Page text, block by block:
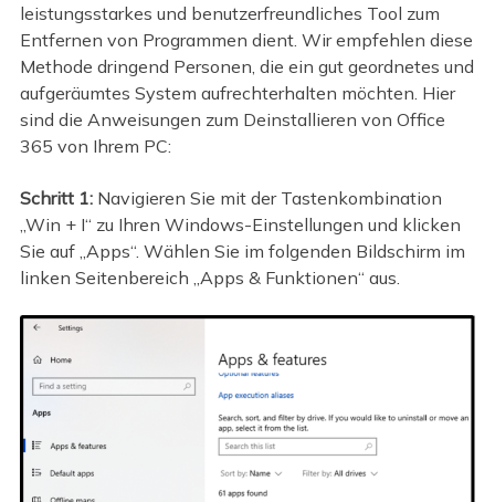
leistungsstarkes und benutzerfreundliches Tool zum
Entfernen von Programmen dient. Wir empfehlen diese
Methode dringend Personen, die ein gut geordnetes und
aufgeräumtes System aufrechterhalten möchten. Hier
sind die Anweisungen zum Deinstallieren von Office
365 von Ihrem PC:
Schritt 1:Navigieren Sie mit der Tastenkombination
„Win + I“ zu Ihren Windows-Einstellungen und klicken
Sie auf „Apps“. Wählen Sie im folgenden Bildschirm im
linken Seitenbereich „Apps & Funktionen“ aus.